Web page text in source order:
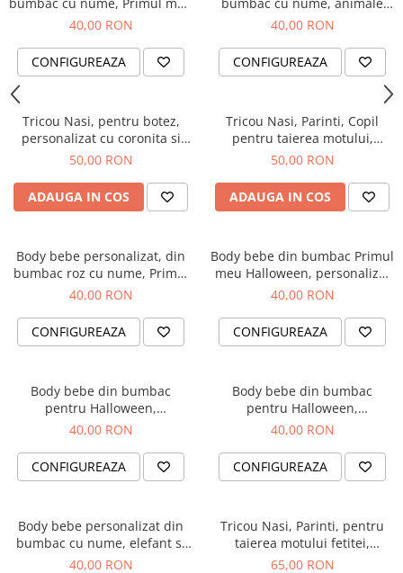
Paste, cos cu oua si iepuras,
40,00 RON
CONFIGUREAZA
jungla, the wild one pentru
40,00 RON
CONFIGUREAZA
Tricou Nasi, pentru botez,
personalizat cu coronita si
numele copilului.
50,00 RON
ADAUGA IN COS
Tricou Nasi, Parinti, Copil
pentru taierea motului,
personalizat cu coronita si
50,00 RON
ADAUGA IN COS
Body bebe personalizat, din
bumbac roz cu nume, Primul
meu Paste, pentru fetita
40,00 RON
CONFIGUREAZA
Body bebe din bumbac Primul
meu Halloween, personalizat
cu nume
40,00 RON
CONFIGUREAZA
Body bebe din bumbac
pentru Halloween,
personalizat cu nume si Little
40,00 RON
CONFIGUREAZA
Body bebe din bumbac
pentru Halloween,
personalizat cu nume si
40,00 RON
CONFIGUREAZA
Body bebe personalizat din
bumbac cu nume, elefant si
Primul meu Craciun
40,00 RON
Tricou Nasi, Parinti, pentru
taierea motului fetitei,
personalizat cu coronita si
65,00 RON